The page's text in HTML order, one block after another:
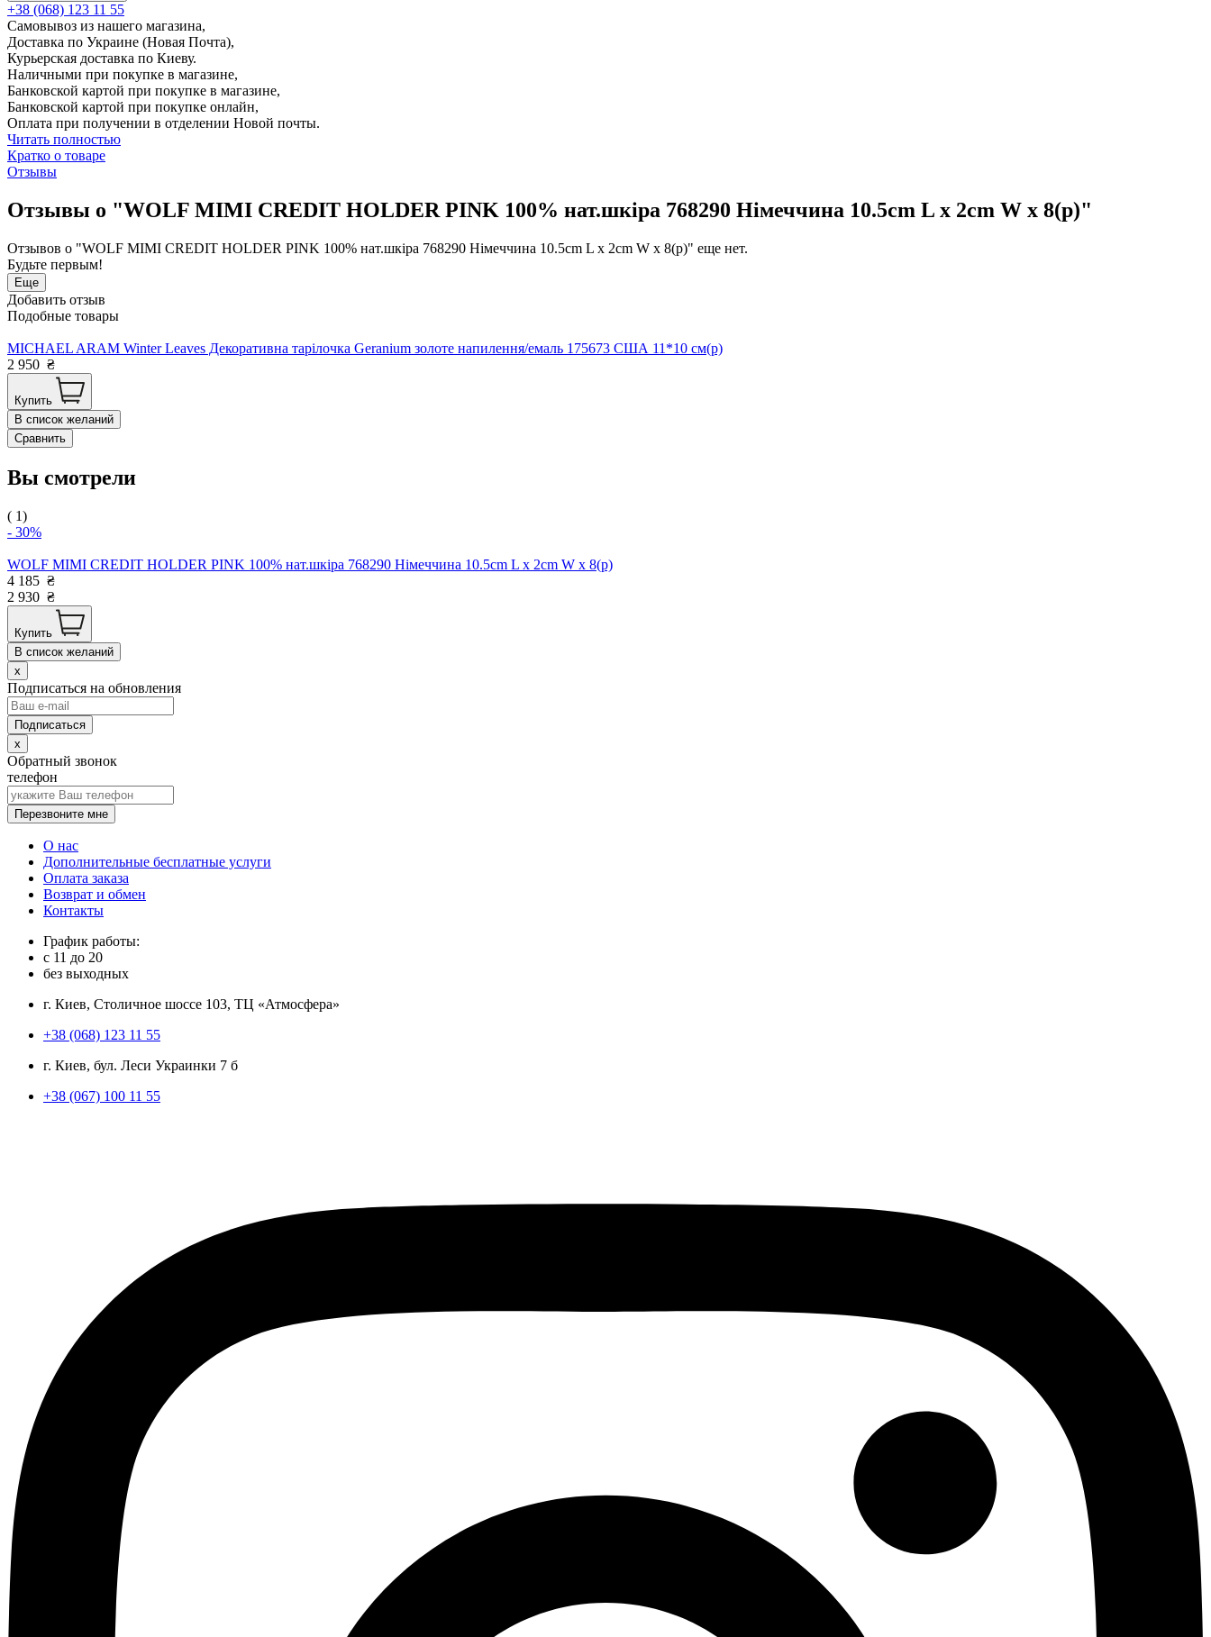
+38 (068) 123 11 55
Самовывоз из нашего магазина,
Доставка по Украине (Новая Почта),
Курьерская доставка по Киеву.
Наличными при покупке в магазине,
Банковской картой при покупке в магазине,
Банковской картой при покупке онлайн,
Оплата при получении в отделении Новой почты.
Читать полностью
Кратко о товаре
Отзывы
Отзывы о "WOLF MIMI CREDIT HOLDER PINK 100% нат.шкіра 768290 Німеччина 10.5cm L x 2cm W x 8(р)"
Отзывов о "WOLF MIMI CREDIT HOLDER PINK 100% нат.шкіра 768290 Німеччина 10.5cm L x 2cm W x 8(р)" еще нет.
Будьте первым!
Еще
Добавить отзыв
Подобные товары
MICHAEL ARAM Winter Leaves Декоративна тарілочка Geranium золоте напилення/емаль 175673 США 11*10 см(р)
2 950 ₴
Купить
В список желаний
Сравнить
Вы смотрели
( 1)
- 30%
WOLF MIMI CREDIT HOLDER PINK 100% нат.шкіра 768290 Німеччина 10.5cm L x 2cm W x 8(р)
4 185 ₴
2 930 ₴
Купить
В список желаний
x
Подписаться на обновления
x
Обратный звонок
телефон
Перезвоните мне
О нас
Дополнительные бесплатные услуги
Оплата заказа
Возврат и обмен
Контакты
График работы:
с 11 до 20
без выходных
г. Киев, Столичное шоссе 103, ТЦ «Атмосфера»
+38 (068) 123 11 55
г. Киев, бул. Леси Украинки 7 б
+38 (067) 100 11 55